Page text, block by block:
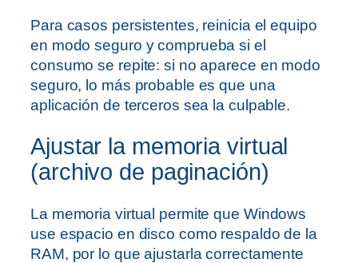
Para casos persistentes, reinicia el equipo
en modo seguro y comprueba si el
consumo se repite: si no aparece en modo
seguro, lo más probable es que una
aplicación de terceros sea la culpable.
Ajustar la memoria virtual
(archivo de paginación)
La memoria virtual permite que Windows
use espacio en disco como respaldo de la
RAM, por lo que ajustarla correctamente